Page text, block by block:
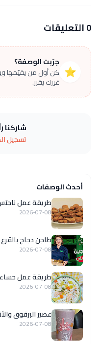
0 التعليقات
⭐
جرّبت الوصفة؟
كن أول من يقيّمها
غيرك يقرر.
شاركنا
تسجيل
أحدث الوصفات
طريقة عمل
2026-07-08
طاجن دجاج بالقرع
2026-07-08
طريقة عمل
2026-07-08
عصير البرقوق
2026-07-08